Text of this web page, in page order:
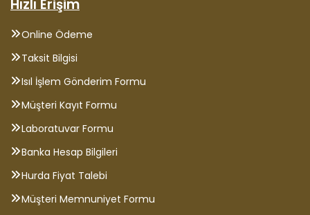
Hızlı Erişim
Online Ödeme
Taksit Bilgisi
Isıl İşlem Gönderim Formu
Müşteri Kayıt Formu
Laboratuvar Formu
Banka Hesap Bilgileri
Hurda Fiyat Talebi
Müşteri Memnuniyet Formu